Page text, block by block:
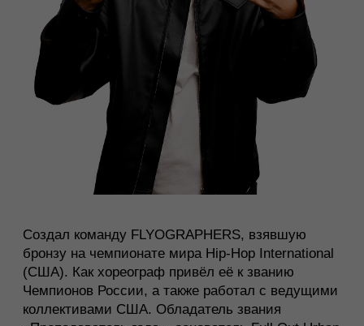
Финалистка шоу «Новые танцы» на ТНТ
Участница команды RED HAZE CREW и бывшая
участница P.L.U.R Dance Company.
Многократный призёр и чемпион крупных баттлов
(Hip Hop International Russia, PROJECT 818)
Сотрудничала с множеством звёзд, от Little Big и
Полины Гагариной до Will Smith.
Руководитель команды RGT